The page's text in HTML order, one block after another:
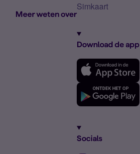
Meer weten over
Simkaart
Download de app
Socials